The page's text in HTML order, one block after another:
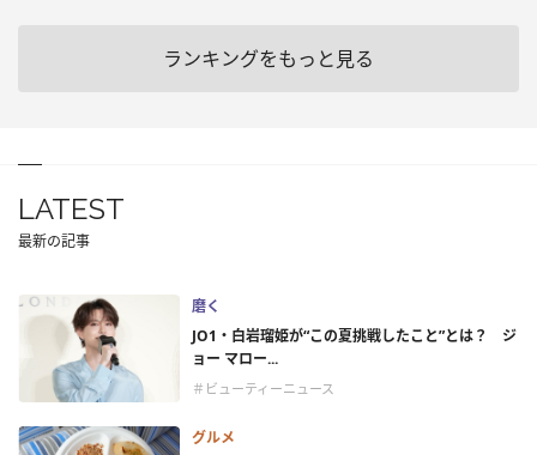
ランキングをもっと見る
LATEST
最新の記事
磨く
JO1・白岩瑠姫が“この夏挑戦したこと”とは？ ジ
ョー マロー...
＃ビューティーニュース
グルメ